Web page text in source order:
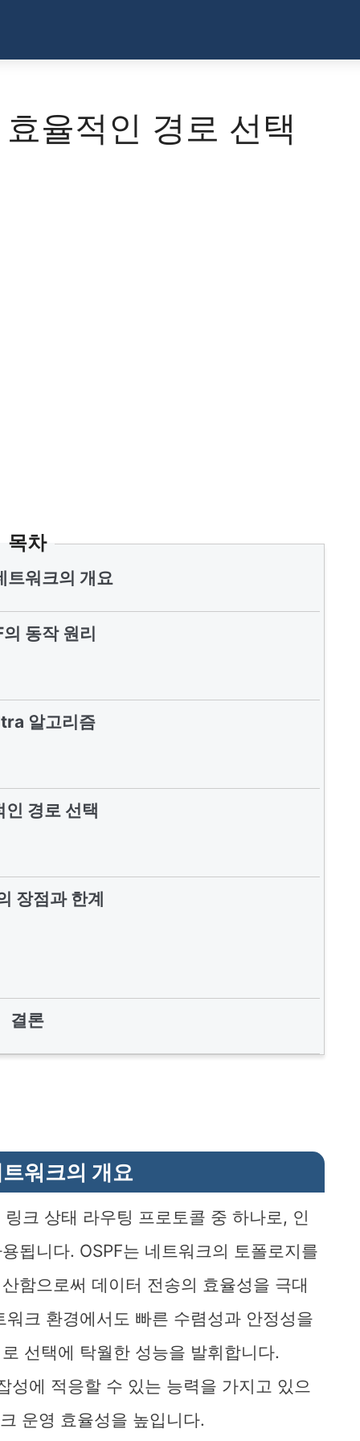
율적인 경로 선택
목차
트워크의 개요
동작 원리
알고리즘
인 경로 선택
장점과 한계
결론
워크의 개요
크 상태 라우팅 프로토콜 중 하나로, 인
됩니다. OSPF는 네트워크의 토폴로지를
함으로써 데이터 전송의 효율성을 극대
크 환경에서도 빠른 수렴성과 안정성을
선택에 탁월한 성능을 발휘합니다.
성에 적응할 수 있는 능력을 가지고 있으
운영 효율성을 높입니다.